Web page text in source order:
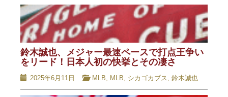
鈴木誠也、メジャー最速ペースで打点王争い
をリード！日本人初の快挙とその凄さ
2025年6月11日 MLB, MLB, シカゴカブス, 鈴木誠也